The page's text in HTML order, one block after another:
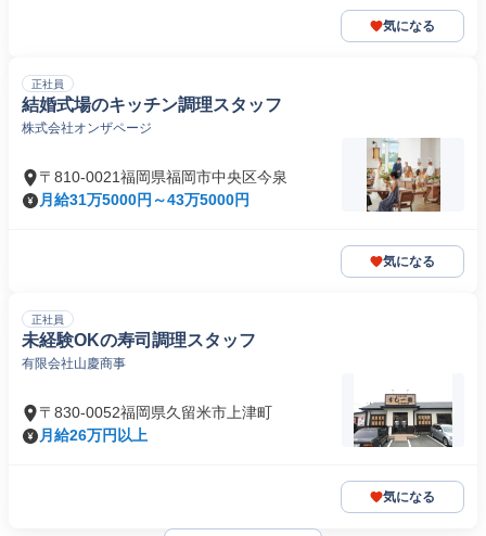
気になる
正社員
結婚式場のキッチン調理スタッフ
株式会社オンザページ
〒810-0021福岡県福岡市中央区今泉
月給31万5000円～43万5000円
気になる
正社員
未経験OKの寿司調理スタッフ
有限会社山慶商事
〒830-0052福岡県久留米市上津町
月給26万円以上
気になる